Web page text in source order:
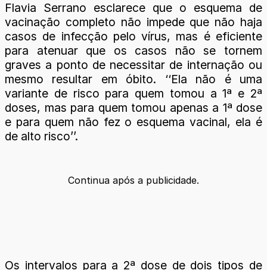
Flavia Serrano esclarece que o esquema de
vacinação completo não impede que não haja
casos de infecção pelo vírus, mas é eficiente
para atenuar que os casos não se tornem
graves a ponto de necessitar de internação ou
mesmo resultar em óbito. ‘‘Ela não é uma
variante de risco para quem tomou a 1ª e 2ª
doses, mas para quem tomou apenas a 1ª dose
e para quem não fez o esquema vacinal, ela é
de alto risco’’.
Continua após a publicidade.
Os intervalos para a 2ª dose de dois tipos de